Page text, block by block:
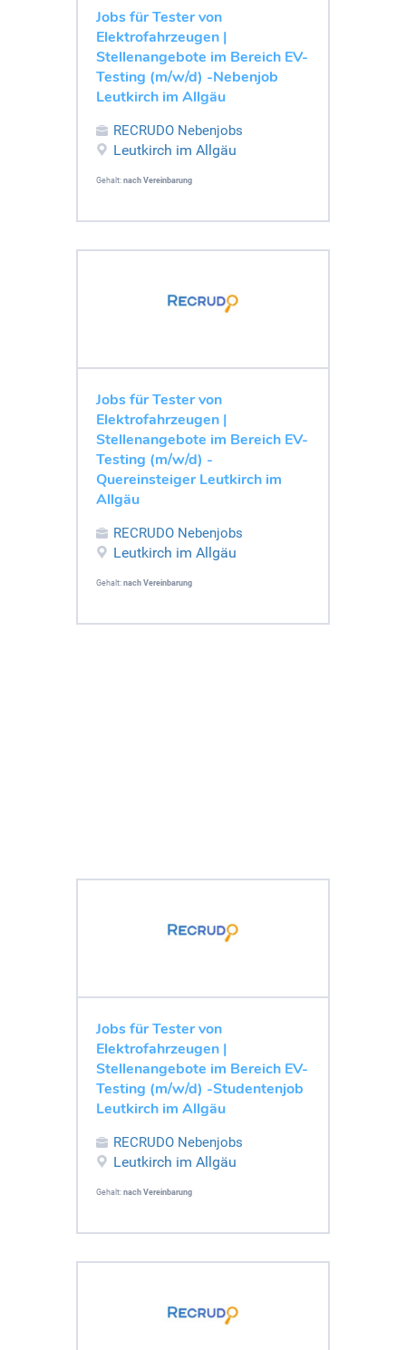
Jobs für Tester von
Elektrofahrzeugen |
Stellenangebote im Bereich EV-
Testing (m/w/d) -Nebenjob
Leutkirch im Allgäu
RECRUDO Nebenjobs
Leutkirch im Allgäu
Gehalt: nach Vereinbarung
Jobs für Tester von
Elektrofahrzeugen |
Stellenangebote im Bereich EV-
Testing (m/w/d) -
Quereinsteiger Leutkirch im
Allgäu
RECRUDO Nebenjobs
Leutkirch im Allgäu
Gehalt: nach Vereinbarung
Jobs für Tester von
Elektrofahrzeugen |
Stellenangebote im Bereich EV-
Testing (m/w/d) -Studentenjob
Leutkirch im Allgäu
RECRUDO Nebenjobs
Leutkirch im Allgäu
Gehalt: nach Vereinbarung